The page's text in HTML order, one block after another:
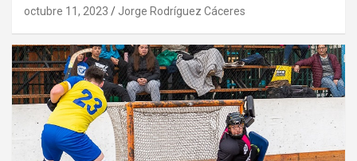
octubre 11, 2023 Jorge Rodríguez Cáceres